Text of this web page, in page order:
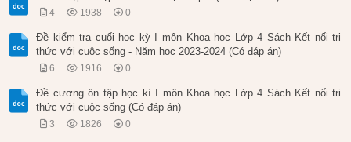
4 1938 0
Đề kiểm tra cuối học kỳ I môn Khoa học Lớp 4 Sách Kết nối tri
thức với cuộc sống - Năm học 2023-2024 (Có đáp án)
6 1916 0
Đề cương ôn tập học kì I môn Khoa học Lớp 4 Sách Kết nối tri
thức với cuộc sống (Có đáp án)
3 1826 0